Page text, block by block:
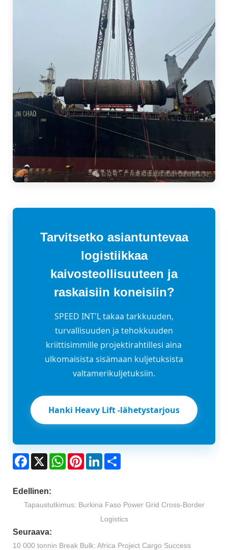
Tarvitsetko asiantuntevaa
logistiikkaa
kaivosteollisuuteen ja
raskaisiin koneisiin?
SPEED INT'L takaa tarkkuuden,
turvallisuuden ja tehokkuuden
kriittisimmille projektirahtillesi aina
ulkomaisista sisämaan kuljetuksista
valtamerikuljetuksiin.
Hanki Heavy Lift -lähetystarjous
Facebook
X WhatsAppPinterestLinkedIn
Edellinen:
Tapaustutkimus: Burkina Faso Power Grid Cross-Border
Logistics
Seuraava:
10 000 tonnin Break Bulk: Africa Project Cargo Success